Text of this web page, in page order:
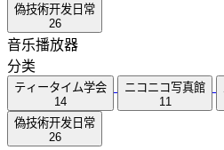
偽技術开发日常
26
音乐播放器
分类
ティータイム学会
14
ニコニコ写真館
11
偽技術开发日常
26